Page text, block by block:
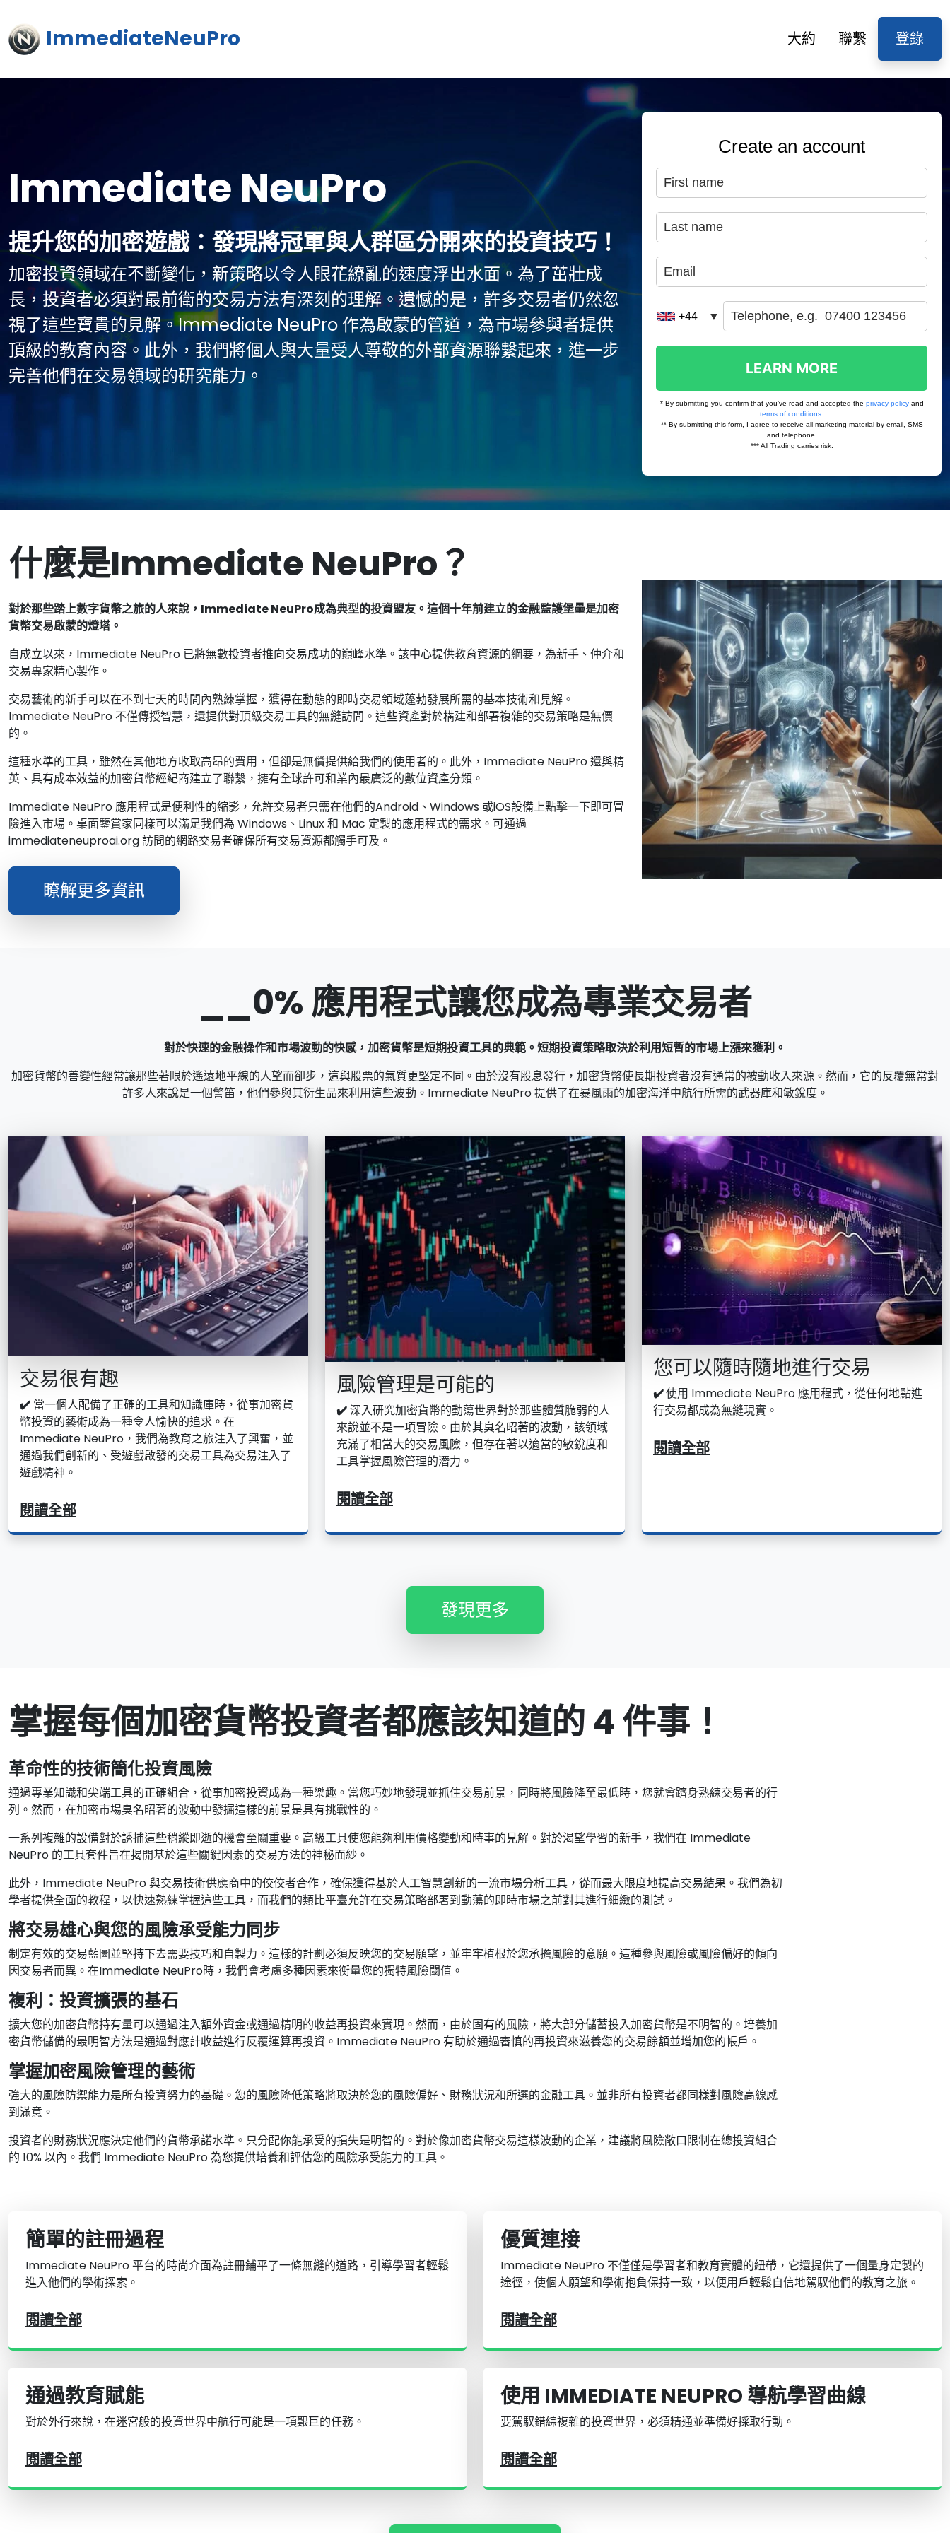
ImmediateNeuPro 大約 聯繫 登錄
Immediate NeuPro
提升您的加密遊戲：發現將冠軍與人群區分開來的投資技巧！
加密投資領域在不斷變化，新策略以令人眼花繚亂的速度浮出水面。為了茁壯成
長，投資者必須對最前衛的交易方法有深刻的理解。遺憾的是，許多交易者仍然忽
視了這些寶貴的見解。Immediate NeuPro 作為啟蒙的管道，為市場參與者提供
頂級的教育內容。此外，我們將個人與大量受人尊敬的外部資源聯繫起來，進一步
完善他們在交易領域的研究能力。
什麼是Immediate NeuPro？
對於那些踏上數字貨幣之旅的人來說，Immediate NeuPro成為典型的投資盟友。這個十年前建立的金融監護堡壘是加密
貨幣交易啟蒙的燈塔。
自成立以來，Immediate NeuPro 已將無數投資者推向交易成功的巔峰水準。該中心提供教育資源的綱要，為新手、仲介和
交易專家精心製作。
交易藝術的新手可以在不到七天的時間內熟練掌握，獲得在動態的即時交易領域蓬勃發展所需的基本技術和見解。
Immediate NeuPro 不僅傳授智慧，還提供對頂級交易工具的無縫訪問。這些資產對於構建和部署複雜的交易策略是無價
的。
這種水準的工具，雖然在其他地方收取高昂的費用，但卻是無償提供給我們的使用者的。此外，Immediate NeuPro 還與精
英、具有成本效益的加密貨幣經紀商建立了聯繫，擁有全球許可和業內最廣泛的數位資產分類。
Immediate NeuPro 應用程式是便利性的縮影，允許交易者只需在他們的Android、Windows 或iOS設備上點擊一下即可冒
險進入市場。桌面鑒賞家同樣可以滿足我們為 Windows、Linux 和 Mac 定製的應用程式的需求。可通過
immediateneuproai.org 訪問的網路交易者確保所有交易資源都觸手可及。
瞭解更多資訊
__0% 應用程式讓您成為專業交易者
對於快速的金融操作和市場波動的快感，加密貨幣是短期投資工具的典範。短期投資策略取決於利用短暫的市場上漲來獲利。
加密貨幣的善變性經常讓那些著眼於遙遠地平線的人望而卻步，這與股票的氣質更堅定不同。由於沒有股息發行，加密貨幣使長期投資者沒有通常的被動收入來源。然而，它的反覆無常對
許多人來說是一個警笛，他們參與其衍生品來利用這些波動。Immediate NeuPro 提供了在暴風雨的加密海洋中航行所需的武器庫和敏銳度。
交易很有趣
✔️ 當一個人配備了正確的工具和知識庫時，從事加密貨
幣投資的藝術成為一種令人愉快的追求。在
Immediate NeuPro，我們為教育之旅注入了興奮，並
通過我們創新的、受遊戲啟發的交易工具為交易注入了
遊戲精神。
閱讀全部
風險管理是可能的
✔️深入研究加密貨幣的動蕩世界對於那些體質脆弱的人
來說並不是一項冒險。由於其臭名昭著的波動，該領域
充滿了相當大的交易風險，但存在著以適當的敏銳度和
工具掌握風險管理的潛力。
閱讀全部
您可以隨時隨地進行交易
✔️使用 Immediate NeuPro 應用程式，從任何地點進
行交易都成為無縫現實。
閱讀全部
發現更多
掌握每個加密貨幣投資者都應該知道的 4 件事！
革命性的技術簡化投資風險
通過專業知識和尖端工具的正確組合，從事加密投資成為一種樂趣。當您巧妙地發現並抓住交易前景，同時將風險降至最低時，您就會躋身熟練交易者的行
列。然而，在加密市場臭名昭著的波動中發掘這樣的前景是具有挑戰性的。
一系列複雜的設備對於誘捕這些稍縱即逝的機會至關重要。高級工具使您能夠利用價格變動和時事的見解。對於渴望學習的新手，我們在 Immediate
NeuPro 的工具套件旨在揭開基於這些關鍵因素的交易方法的神秘面紗。
此外，Immediate NeuPro 與交易技術供應商中的佼佼者合作，確保獲得基於人工智慧創新的一流市場分析工具，從而最大限度地提高交易結果。我們為初
學者提供全面的教程，以快速熟練掌握這些工具，而我們的類比平臺允許在交易策略部署到動蕩的即時市場之前對其進行細緻的測試。
將交易雄心與您的風險承受能力同步
制定有效的交易藍圖並堅持下去需要技巧和自製力。這樣的計劃必須反映您的交易願望，並牢牢植根於您承擔風險的意願。這種參與風險或風險偏好的傾向
因交易者而異。在Immediate NeuPro時，我們會考慮多種因素來衡量您的獨特風險閾值。
複利：投資擴張的基石
擴大您的加密貨幣持有量可以通過注入額外資金或通過精明的收益再投資來實現。然而，由於固有的風險，將大部分儲蓄投入加密貨幣是不明智的。培養加
密貨幣儲備的最明智方法是通過對應計收益進行反覆運算再投資。Immediate NeuPro 有助於通過審慎的再投資來滋養您的交易餘額並增加您的帳戶。
掌握加密風險管理的藝術
強大的風險防禦能力是所有投資努力的基礎。您的風險降低策略將取決於您的風險偏好、財務狀況和所選的金融工具。並非所有投資者都同樣對風險高線感
到滿意。
投資者的財務狀況應決定他們的貨幣承諾水準。只分配你能承受的損失是明智的。對於像加密貨幣交易這樣波動的企業，建議將風險敞口限制在總投資組合
的 10% 以內。我們 Immediate NeuPro 為您提供培養和評估您的風險承受能力的工具。
簡單的註冊過程
Immediate NeuPro 平台的時尚介面為註冊鋪平了一條無縫的道路，引導學習者輕鬆
進入他們的學術探索。
閱讀全部
優質連接
Immediate NeuPro 不僅僅是學習者和教育實體的紐帶，它還提供了一個量身定製的
途徑，使個人願望和學術抱負保持一致，以便用戶輕鬆自信地駕馭他們的教育之旅。
閱讀全部
通過教育賦能
對於外行來說，在迷宮般的投資世界中航行可能是一項艱巨的任務。
閱讀全部
使用 IMMEDIATE NEUPRO 導航學習曲線
要駕馭錯綜複雜的投資世界，必須精通並準備好採取行動。
閱讀全部